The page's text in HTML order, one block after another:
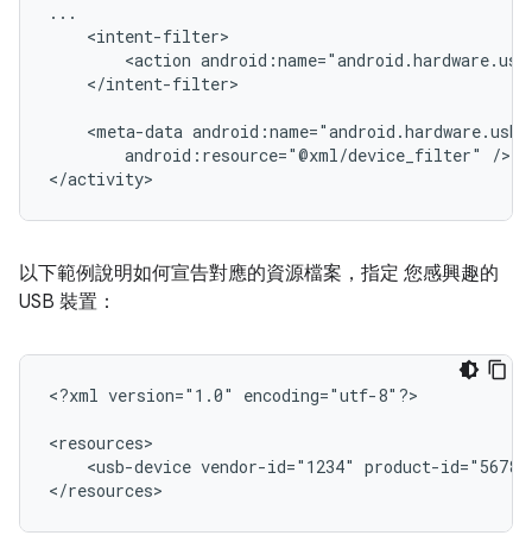
<action
</intent-filter>
<meta-data
android:resource="@xml/device_filter"
/>
</activity>
以下範例說明如何宣告對應的資源檔案，指定 您感興趣的
USB 裝置：
<?xml version="1.0" encoding="utf-8"?>
<usb-device vendor-id="1234" product-id="5678"
</resources>